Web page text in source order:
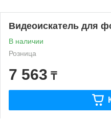
Видеоискатель для
В наличии
Розница
7 563 ₸